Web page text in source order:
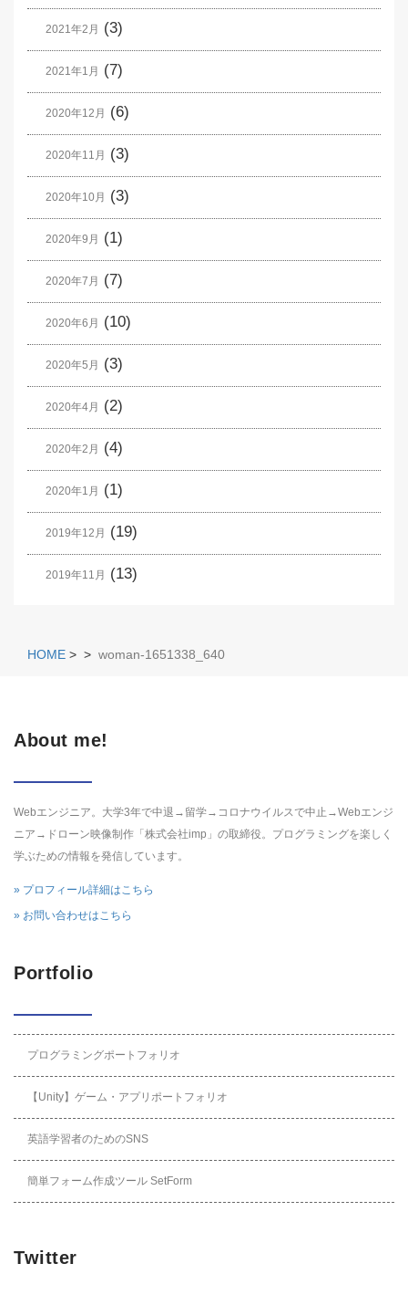
2021年2月 (3)
2021年1月 (7)
2020年12月 (6)
2020年11月 (3)
2020年10月 (3)
2020年9月 (1)
2020年7月 (7)
2020年6月 (10)
2020年5月 (3)
2020年4月 (2)
2020年2月 (4)
2020年1月 (1)
2019年12月 (19)
2019年11月 (13)
HOME > > woman-1651338_640
About me!
Webエンジニア。大学3年で中退→留学→コロナウイルスで中止→Webエンジ
ニア→ドローン映像制作「株式会社imp」の取締役。プログラミングを楽しく
学ぶための情報を発信しています。
» プロフィール詳細はこちら
» お問い合わせはこちら
Portfolio
プログラミングポートフォリオ
【Unity】ゲーム・アプリポートフォリオ
英語学習者のためのSNS
簡単フォーム作成ツール SetForm
Twitter